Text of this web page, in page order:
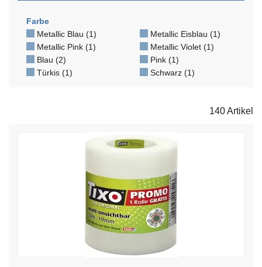
Farbe
Metallic Blau (1)
Metallic Eisblau (1)
Metallic Pink (1)
Metallic Violet (1)
Blau (2)
Pink (1)
Türkis (1)
Schwarz (1)
140 Artikel